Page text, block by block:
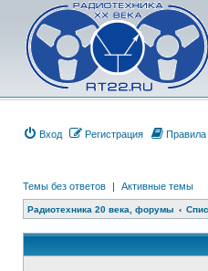
Вход Регистрация Правила
Темы без ответов | Активные темы
Радиотехника 20 века, форумы